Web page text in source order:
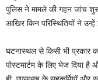
पुलिस ने मामले की गहन जांच
आखिर किन परिस्थितियों ने
घटनास्थल से किसी भी प्रकार
पोस्टमार्टम के लिए भेज दिया है